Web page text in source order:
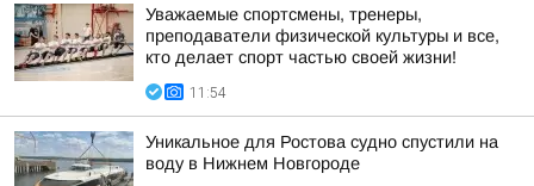
Уважаемые спортсмены, тренеры,
преподаватели физической культуры и все,
кто делает спорт частью своей жизни!
11:54
Уникальное для Ростова судно спустили на
воду в Нижнем Новгороде